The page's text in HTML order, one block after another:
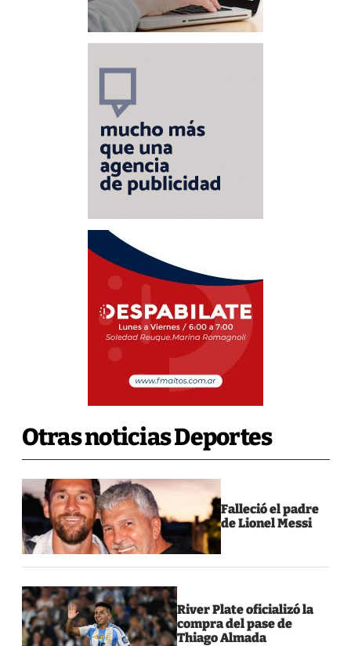
Otras noticias Deportes
Falleció el padre
de Lionel Messi
River Plate oficializó la
compra del pase de
Thiago Almada